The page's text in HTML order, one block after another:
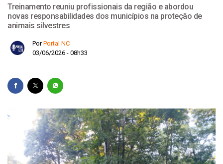
Treinamento reuniu profissionais da região e abordou
novas responsabilidades dos municípios na proteção de
animais silvestres
PorPortal NC
03/06/2026 - 08h33